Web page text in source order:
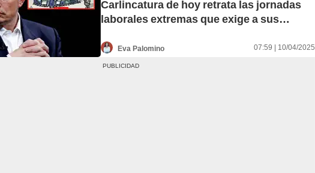
Carlincatura de hoy retrata las jornadas
laborales extremas que exige a sus
Eva Palomino 07:59 | 10/04/2025